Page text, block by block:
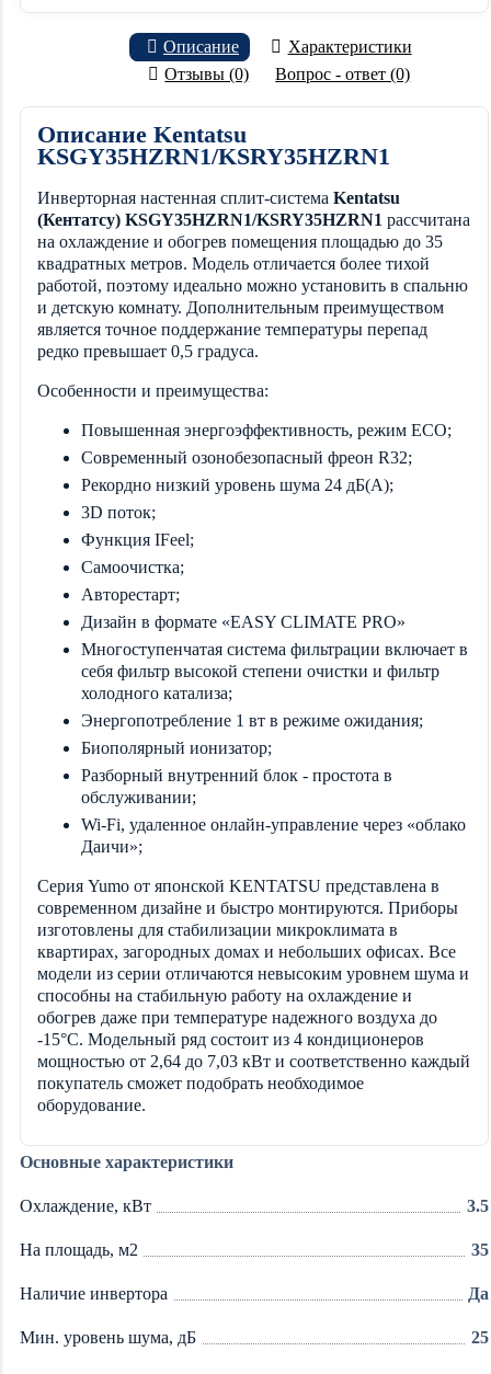
Описание
Характеристики
Отзывы (0)
Вопрос - ответ (0)
Описание Kentatsu
KSGY35HZRN1/KSRY35HZRN1
Инверторная настенная сплит-система Kentatsu
(Кентатсу) KSGY35HZRN1/KSRY35HZRN1 рассчитана
на охлаждение и обогрев помещения площадью до 35
квадратных метров. Модель отличается более тихой
работой, поэтому идеально можно установить в спальню
и детскую комнату. Дополнительным преимуществом
является точное поддержание температуры перепад
редко превышает 0,5 градуса.
Особенности и преимущества:
Повышенная энергоэффективность, режим ECO;
Современный озонобезопасный фреон R32;
Рекордно низкий уровень шума 24 дБ(А);
3D поток;
Функция IFeel;
Самоочистка;
Авторестарт;
Дизайн в формате «EASY CLIMATE PRO»
Многоступенчатая система фильтрации включает в
себя фильтр высокой степени очистки и фильтр
холодного катализа;
Энергопотребление 1 вт в режиме ожидания;
Биополярный ионизатор;
Разборный внутренний блок - простота в
обслуживании;
Wi-Fi, удаленное онлайн-управление через «облако
Даичи»;
Серия Yumo от японской KENTATSU представлена в
современном дизайне и быстро монтируются. Приборы
изготовлены для стабилизации микроклимата в
квартирах, загородных домах и небольших офисах. Все
модели из серии отличаются невысоким уровнем шума и
способны на стабильную работу на охлаждение и
обогрев даже при температуре надежного воздуха до
-15°С. Модельный ряд состоит из 4 кондиционеров
мощностью от 2,64 до 7,03 кВт и соответственно каждый
покупатель сможет подобрать необходимое
оборудование.
Основные характеристики
Охлаждение, кВт 3.5
На площадь, м2 35
Наличие инвертора Да
Мин. уровень шума, дБ 25